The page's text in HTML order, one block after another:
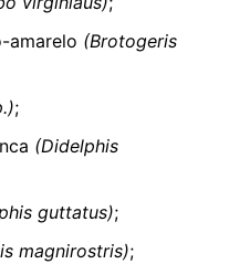
amarelo (Brotogeris
;
(Didelphis
guttatus);
magnirostris);